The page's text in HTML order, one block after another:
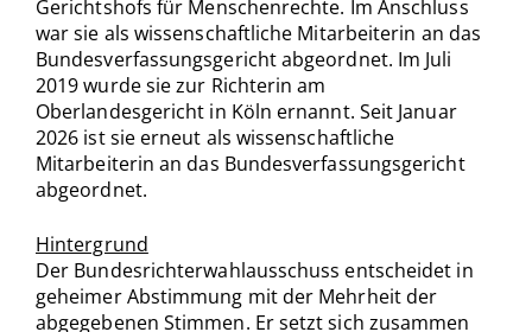
Gerichtshofs für Menschenrechte. Im Anschluss
war sie als wissenschaftliche Mitarbeiterin an das
Bundesverfassungsgericht abgeordnet. Im Juli
2019 wurde sie zur Richterin am
Oberlandesgericht in Köln ernannt. Seit Januar
2026 ist sie erneut als wissenschaftliche
Mitarbeiterin an das Bundesverfassungsgericht
abgeordnet.
Hintergrund
Der Bundesrichterwahlausschuss entscheidet in
geheimer Abstimmung mit der Mehrheit der
abgegebenen Stimmen. Er setzt sich zusammen